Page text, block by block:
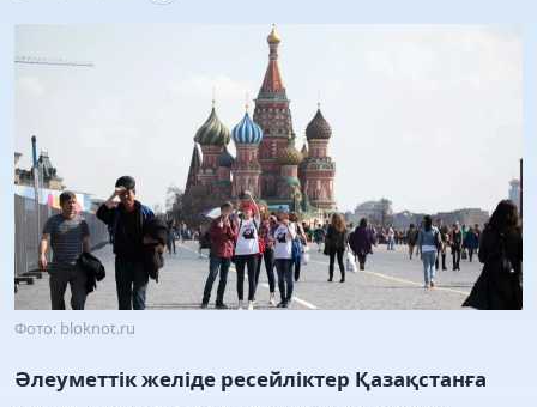
Фото: bloknot.ru
Әлеуметтік желіде ресейліктер Қазақстанға